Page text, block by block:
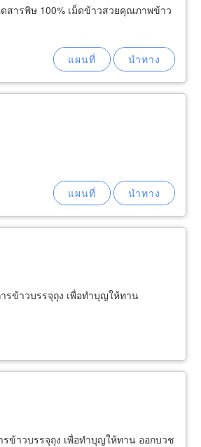
สารพิษ 100% เม็ดข้าวสวยคุณภาพข้าว
ข้าวบรรจุถุง เพื่อทำบุญให้ทาน
ข้าวบรรจุถุง เพื่อทำบุญให้ทาน ออกบวช